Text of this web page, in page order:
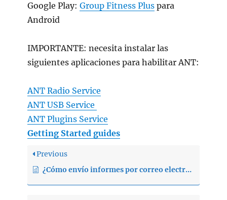
Google Play:Group Fitness Plus para
Android
IMPORTANTE: necesita instalar las
siguientes aplicaciones para habilitar ANT:
ANT Radio Service
ANT USB Service
ANT Plugins Service
Getting Started guides
Previous
¿Cómo envío informes por correo electrónico?